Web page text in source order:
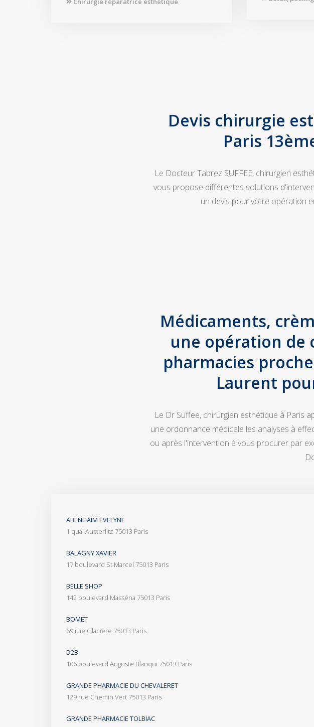
Devis chirurgie
Paris
Le Docteur Tabrez SUFFEE, chirurgien
vous propose différentes solutions
un devis pour votre opération
Médicaments,
une opération de
pharmacies
Laurent
Le Dr Suffee, chirurgien esthétique à Paris
une ordonnance médicale les analyses à
ou après l'intervention à vous procurer par
ABENHAIM EVELYNE
1 quai Austerlitz 75013 Paris
BALAGNY XAVIER
17 boulevard St Marcel 75013 Paris
BELLE SHOP
142 boulevard Masséna 75013 Paris
BOMET
69 rue Glacière 75013 Paris
D2B
106 boulevard Auguste Blanqui 75013 Paris
GRANDE PHARMACIE DU CHEVALERET
129 rue Chemin Vert 75013 Paris
GRANDE PHARMACIE TOLBIAC